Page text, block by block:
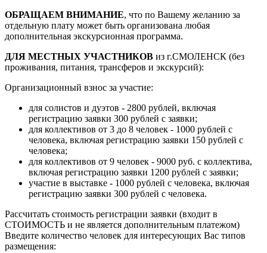
ОБРАЩАЕМ ВНИМАНИЕ, что по Вашему желанию за
отдельную плату может быть организована любая
дополнительная экскурсионная программа.
ДЛЯ МЕСТНЫХ УЧАСТНИКОВ из г.СМОЛЕНСК (без
проживания, питания, трансферов и экскурсий):
Организационный взнос за участие:
для солистов и дуэтов - 2800 рублей, включая
регистрацию заявки 300 рублей с заявки;
для коллективов от 3 до 8 человек - 1000 рублей с
человека, включая регистрацию заявки 150 рублей с
человека;
для коллективов от 9 человек - 9000 руб. с коллектива,
включая регистрацию заявки 1200 рублей с заявки;
участие в выставке - 1000 рублей с человека, включая
регистрацию заявки 300 рублей с человека.
Рассчитать стоимость регистрации заявки (входит в
СТОИМОСТЬ и не является дополнительным платежом)
Введите количество человек для интересующих Вас типов
размещения: